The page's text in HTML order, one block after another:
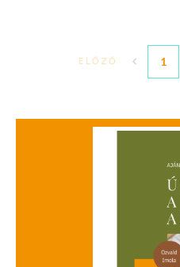
ELŐZŐ 1